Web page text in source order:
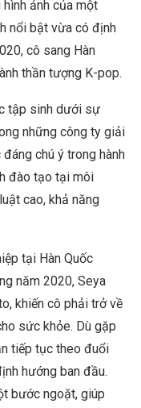
ảnh của một
nổi bật vừa có định
cô sang Hàn
thần tượng K-pop.
tập sinh dưới sự
những công ty giải
chú ý trong hành
đào tạo tại môi
cao, khả năng
tại Hàn Quốc
năm 2020, Seya
khiến cô phải trở về
sức khỏe. Dù gặp
tiếp tục theo đuổi
hướng ban đầu.
bước ngoặt, giúp